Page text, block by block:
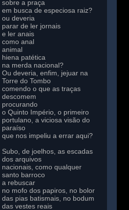
sobre a praça
em busca de especiosa raiz?
ou deveria
parar de ler jornais
e ler anais
como anal
animal
hiena patética
na merda nacional?
Ou deveria, enfim, jejuar na
Torre do Tombo
comendo o que as traças
descomem
procurando
o Quinto Império, o primeiro
portulano, a viciosa visão do
paraíso
que nos impeliu a errar aqui?
Subo, de joelhos, as escadas
dos arquivos
nacionais, como qualquer
santo barroco
a rebuscar
no mofo dos papiros, no bolor
das pias batismais, no bodum
das vestes reais